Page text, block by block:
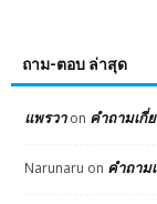
ถาม-ตอบ ล่าสุด
แพรวาon คำถามเกี่
Narunaru on คำถาม